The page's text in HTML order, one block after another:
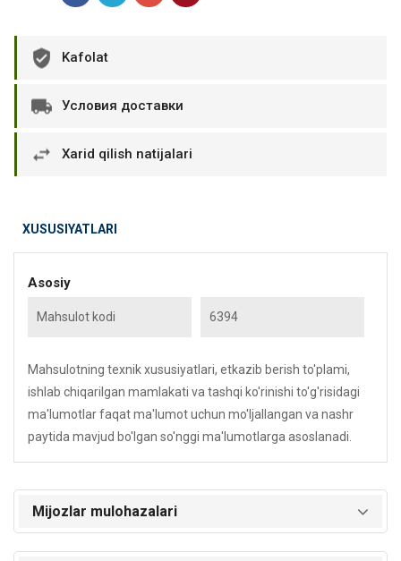
Kafolat
Условия доставки
Xarid qilish natijalari
XUSUSIYATLARI
Asosiy
Mahsulot kodi 6394
Mahsulotning texnik xususiyatlari, etkazib berish to'plami,
ishlab chiqarilgan mamlakati va tashqi ko'rinishi to'g'risidagi
ma'lumotlar faqat ma'lumot uchun mo'ljallangan va nashr
paytida mavjud bo'lgan so'nggi ma'lumotlarga asoslanadi.
Mijozlar mulohazalari